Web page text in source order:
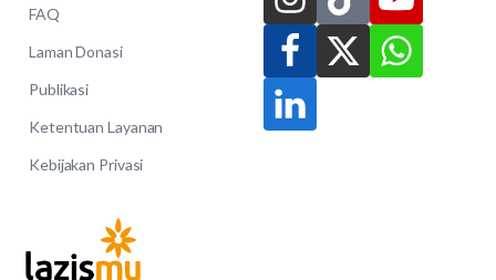
FAQ
Laman Donasi
Publikasi
Ketentuan Layanan
Kebijakan Privasi